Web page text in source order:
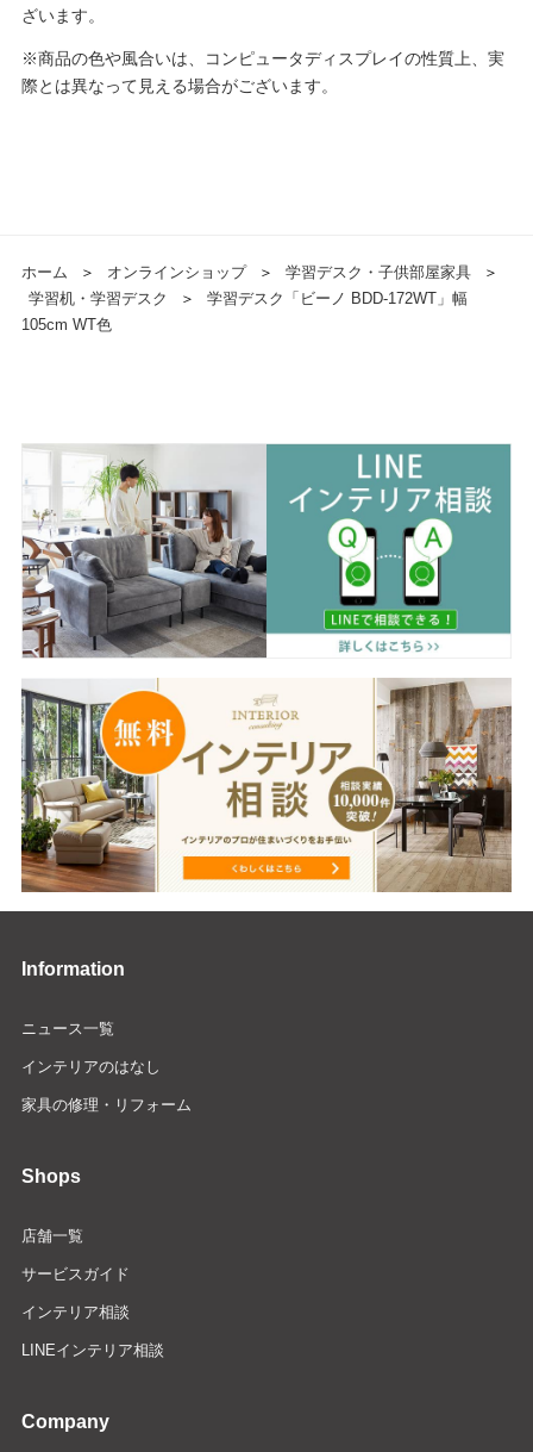
ざいます。
※商品の色や風合いは、コンピュータディスプレイの性質上、実
際とは異なって見える場合がございます。
ホーム ＞ オンラインショップ ＞ 学習デスク・子供部屋家具
＞
学習机・学習デスク
＞
学習デスク「ビーノ BDD-172WT」幅
105cm WT色
Information
ニュース一覧
インテリアのはなし
家具の修理・リフォーム
Shops
店舗一覧
サービスガイド
インテリア相談
LINEインテリア相談
Company